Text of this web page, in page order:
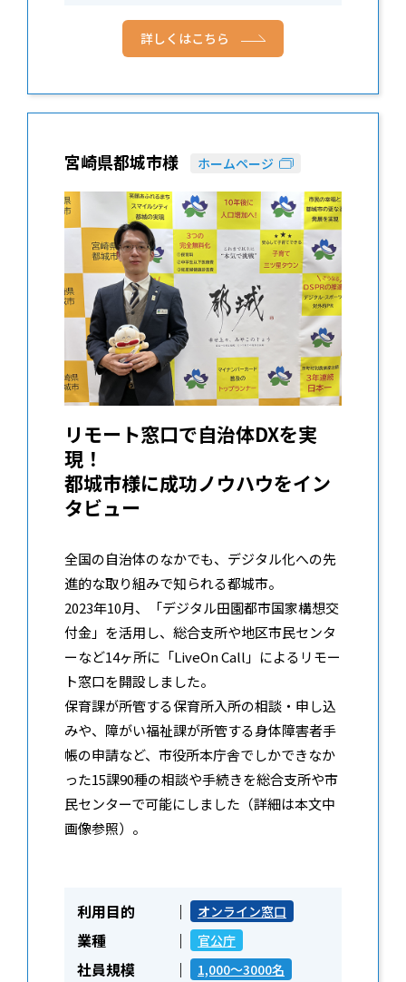
詳しくはこちら
宮崎県都城市様 ホームページ
リモート窓口で自治体DXを実
現！
都城市様に成功ノウハウをイン
タビュー
全国の自治体のなかでも、デジタル化への先
進的な取り組みで知られる都城市。
2023年10月、「デジタル田園都市国家構想交
付金」を活用し、総合支所や地区市民センタ
ーなど14ヶ所に「LiveOn Call」によるリモー
ト窓口を開設しました。
保育課が所管する保育所入所の相談・申し込
みや、障がい福祉課が所管する身体障害者手
帳の申請など、市役所本庁舎でしかできなか
った15課90種の相談や手続きを総合支所や市
民センターで可能にしました（詳細は本文中
画像参照）。
利用目的 オンライン窓口
業種 官公庁
社員規模 1,000～3000名